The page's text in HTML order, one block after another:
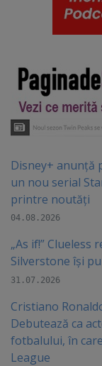
Disney+ anunță
un nou serial
printre noutăți
04.08.2026
„As if!” Clueless
Silverstone își
31.07.2026
Cristiano
Debutează ca
fotbalului, în
League